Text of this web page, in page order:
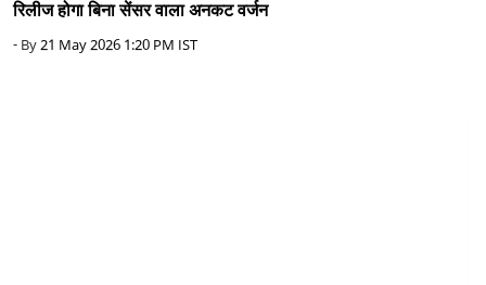
रिलीज होगा बिना सेंसर वाला अनकट वर्जन
- By21 May 2026 1:20 PM IST